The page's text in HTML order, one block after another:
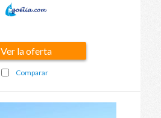
Ver la oferta
Comparar